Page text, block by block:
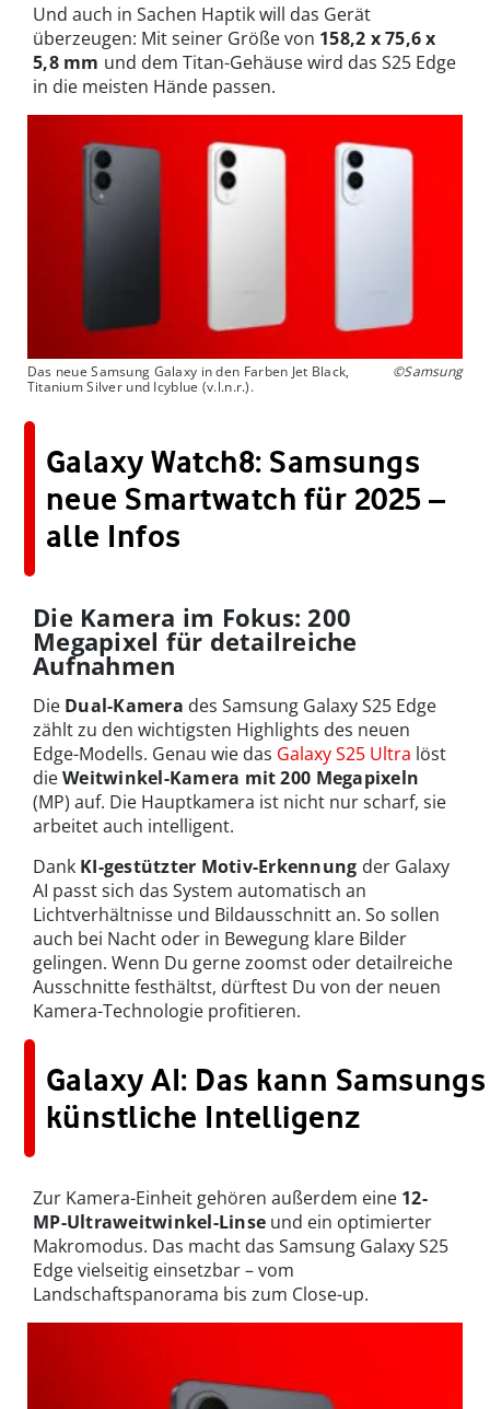
Und auch in Sachen Haptik will das Gerät
überzeugen: Mit seiner Größe von 158,2 x 75,6 x
5,8 mm und dem Titan-Gehäuse wird das S25 Edge
in die meisten Hände passen.
Das neue Samsung Galaxy in den Farben Jet Black,
Titanium Silver und Icyblue (v.l.n.r.).
©Samsung
Galaxy Watch8: Samsungs
neue Smartwatch für 2025 –
alle Infos
Die Kamera im Fokus: 200
Megapixel für detailreiche
Aufnahmen
Die Dual-Kamera des Samsung Galaxy S25 Edge
zählt zu den wichtigsten Highlights des neuen
Edge-Modells. Genau wie das Galaxy S25 Ultra löst
dieWeitwinkel-Kamera mit 200 Megapixeln
(MP) auf. Die Hauptkamera ist nicht nur scharf, sie
arbeitet auch intelligent.
Dank KI-gestützter Motiv-Erkennung der Galaxy
AI passt sich das System automatisch an
Lichtverhältnisse und Bildausschnitt an. So sollen
auch bei Nacht oder in Bewegung klare Bilder
gelingen. Wenn Du gerne zoomst oder detailreiche
Ausschnitte festhältst, dürftest Du von der neuen
Kamera-Technologie profitieren.
Galaxy AI: Das kann Samsungs
künstliche Intelligenz
Zur Kamera-Einheit gehören außerdem eine 12-
MP-Ultraweitwinkel-Linse und ein optimierter
Makromodus. Das macht das Samsung Galaxy S25
Edge vielseitig einsetzbar – vom
Landschaftspanorama bis zum Close-up.